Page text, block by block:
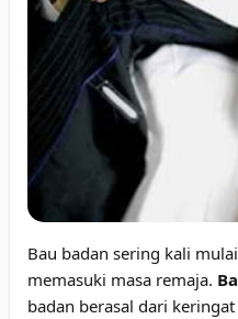
Bau badan sering kali
memasuki masa remaja.
badan berasal dari